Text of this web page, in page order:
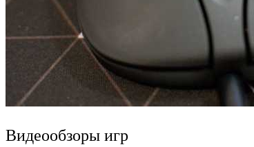
Видеообзоры игр